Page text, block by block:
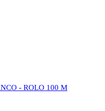
- ROLO 100 M